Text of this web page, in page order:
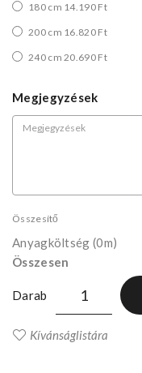
180 cm 14.190 Ft
200 cm 16.820 Ft
240 cm 20.690 Ft
Megjegyzések
Összesítő
Anyagköltség (0m)
Összesen
Darab
Kívánságlistára